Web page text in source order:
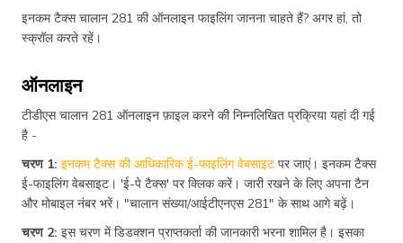
इनकम टैक्स चालान 281 की ऑनलाइन फाइलिंग जानना चाहते हैं? अगर हां, तो
स्क्रॉल करते रहें।
ऑनलाइन
टीडीएस चालान 281 ऑनलाइन फ़ाइल करने की निम्नलिखित प्रक्रिया यहां दी गई
है -
चरण 1: इनकम टैक्स की आधिकारिक ई-फाइलिंग वेबसाइट पर जाएं। इनकम टैक्स
ई-फाइलिंग वेबसाइट। 'ई-पे टैक्स' पर क्लिक करें। जारी रखने के लिए अपना टैन
और मोबाइल नंबर भरें। "चालान संख्या/आईटीएनएस 281" के साथ आगे बढ़ें।
चरण 2: इस चरण में डिडक्शन प्राप्तकर्ता की जानकारी भरना शामिल है। इसका